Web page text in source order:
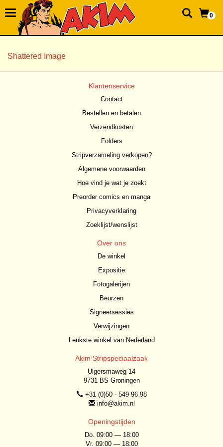
0
Shattered Image
Klantenservice
Contact
Bestellen en betalen
Verzendkosten
Folders
Stripverzameling verkopen?
Algemene voorwaarden
Hoe vind je wat je zoekt
Preorder comics en manga
Privacyverklaring
Zoeklijst/wenslijst
Over ons
De winkel
Expositie
Fotogalerijen
Beurzen
Signeersessies
Verwijzingen
Leukste winkel van Nederland
Akim Stripspeciaalzaak
Ulgersmaweg 14
9731 BS Groningen
+31 (0)50 - 549 96 98
info@akim.nl
Openingstijden
Do. 09:00 — 18:00
Vr. 09:00 — 18:00